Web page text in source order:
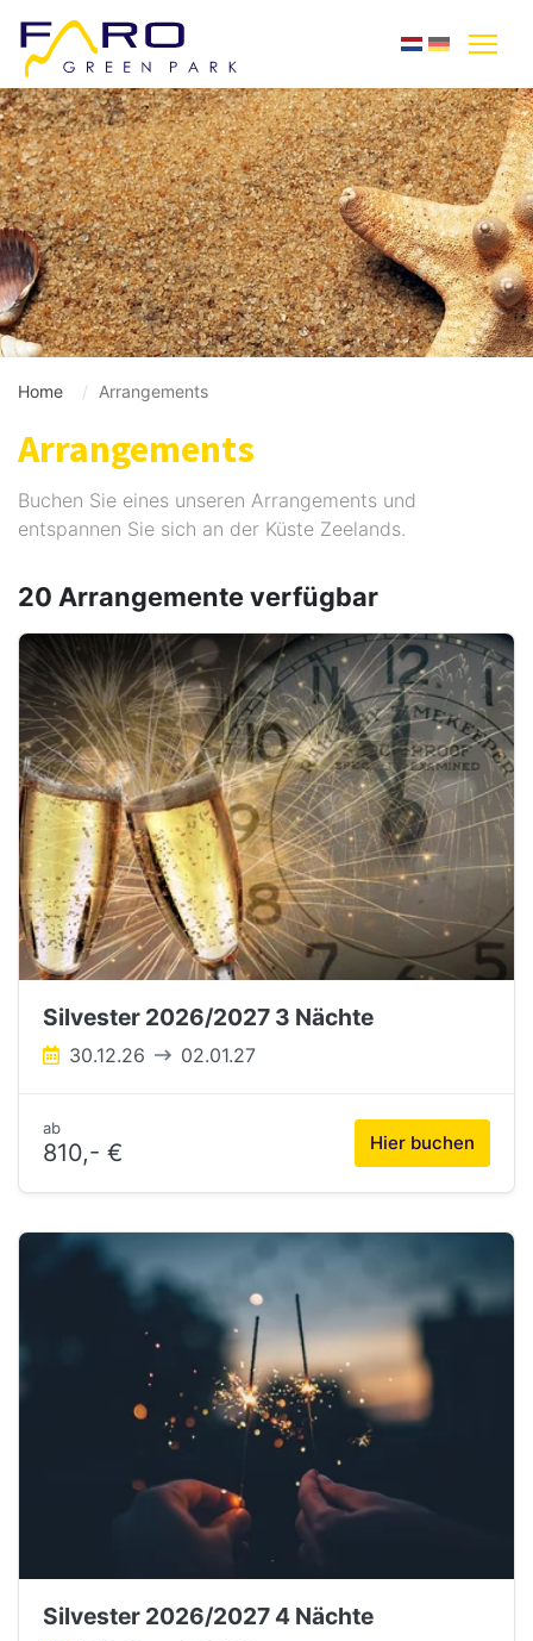
Home Arrangements
Arrangements
Buchen Sie eines unseren Arrangements und
entspannen Sie sich an der Küste Zeelands.
20 Arrangementeverfügbar
Silvester 2026/2027 3 Nächte
30.12.26 02.01.27
ab
810,- € Hier buchen
Silvester 2026/2027 4 Nächte